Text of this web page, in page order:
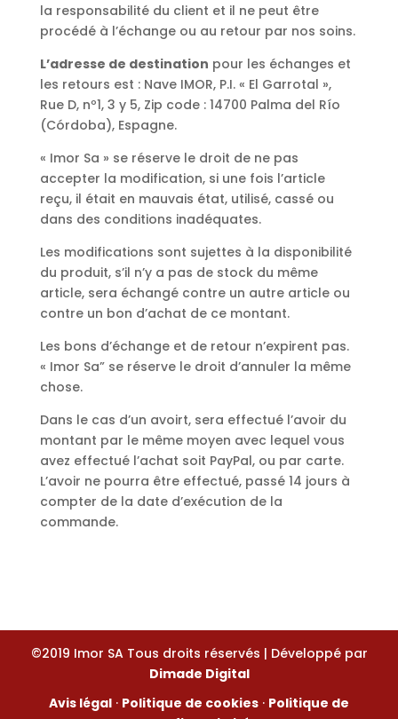
la responsabilité du client et il ne peut être
procédé à l’échange ou au retour par nos soins.
L’adresse de destination pour les échanges et
les retours est : Nave IMOR, P.I. « El Garrotal »,
Rue D, nº1, 3 y 5, Zip code : 14700 Palma del Río
(Córdoba), Espagne.
« Imor Sa » se réserve le droit de ne pas
accepter la modification, si une fois l’article
reçu, il était en mauvais état, utilisé, cassé ou
dans des conditions inadéquates.
Les modifications sont sujettes à la disponibilité
du produit, s’il n’y a pas de stock du même
article, sera échangé contre un autre article ou
contre un bon d’achat de ce montant.
Les bons d’échange et de retour n’expirent pas.
« Imor Sa” se réserve le droit d’annuler la même
chose.
Dans le cas d’un avoirt, sera effectué l’avoir du
montant par le même moyen avec lequel vous
avez effectué l’achat soit PayPal, ou par carte.
L’avoir ne pourra être effectué, passé 14 jours à
compter de la date d’exécution de la
commande.
©2019 Imor SA Tous droits réservés | Développé par
Dimade Digital
Avis légal · Politique de cookies · Politique de